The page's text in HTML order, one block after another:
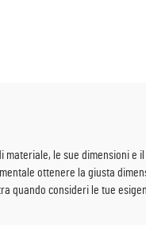
materiale, le sue dimensioni
ottenere la giusta
quando consideri le tue